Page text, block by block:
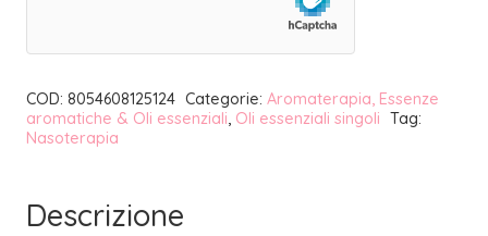
COD: 8054608125124 Categorie: Aromaterapia, Essenze
aromatiche & Oli essenziali, Oli essenziali singoli Tag:
Nasoterapia
Descrizione